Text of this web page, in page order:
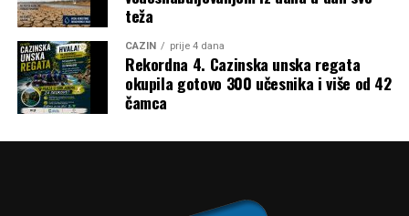
teža
CAZIN prije 4 dana
Rekordna 4. Cazinska unska regata
okupila gotovo 300 učesnika i više od 42
čamca